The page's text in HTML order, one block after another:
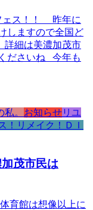
ェス！！ 昨年に
しますので全国ど
詳細は美濃加茂市
ださいね 今年も
。 お知らせリユ
！リメイク！ＤＩ
茂市民は
育館は想像以上に